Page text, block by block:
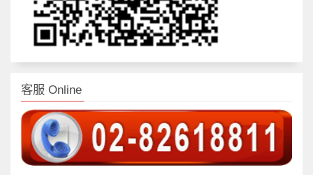
客服 Online